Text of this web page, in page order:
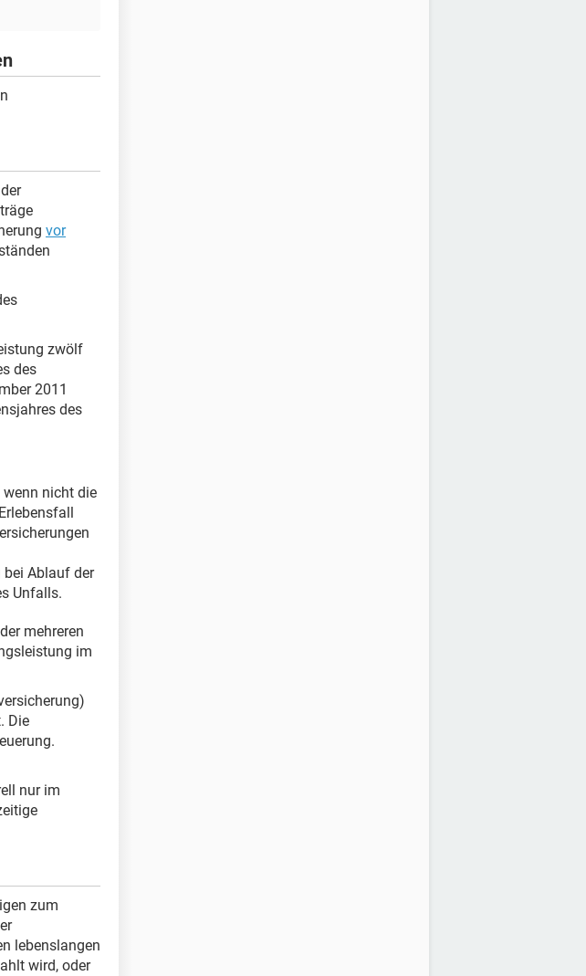
vor
zwölf
des
2011
des
wenn nicht die
bei Ablauf der
Unfalls.
mehreren
im
Die
nur im
zum
lebenslangen
wird, oder